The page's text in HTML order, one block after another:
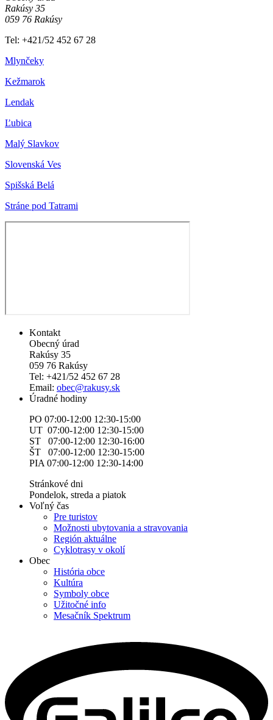
Rakúsy 35
059 76 Rakúsy
Tel: +421/52 452 67 28
Mlynčeky
Kežmarok
Lendak
Ľubica
Malý Slavkov
Slovenská Ves
Spišská Belá
Stráne pod Tatrami
Kontakt
Obecný úrad
Rakúsy 35
059 76 Rakúsy
Tel: +421/52 452 67 28
Email: obec@rakusy.sk
Úradné hodiny
PO 07:00-12:00 12:30-15:00
UT 07:00-12:00 12:30-15:00
ST 07:00-12:00 12:30-16:00
ŠT 07:00-12:00 12:30-15:00
PIA 07:00-12:00 12:30-14:00
Stránkové dni
Pondelok, streda a piatok
Voľný čas
Pre turistov
Možnosti ubytovania a stravovania
Región aktuálne
Cyklotrasy v okolí
Obec
História obce
Kultúra
Symboly obce
Užitočné info
Mesačník Spektrum